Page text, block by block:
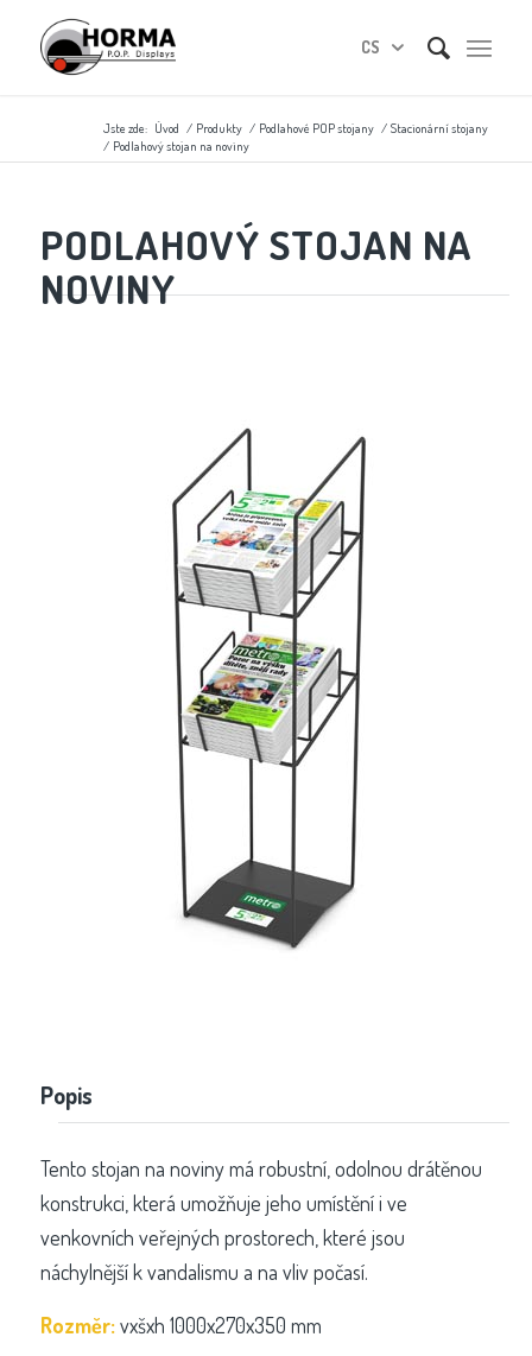
CS
Jste zde: Úvod / Produkty / Podlahové POP stojany / Stacionární stojany
/ Podlahový stojan na noviny
PODLAHOVÝ STOJAN NA
NOVINY
Popis
Tento stojan na noviny má robustní, odolnou drátěnou
konstrukci, která umožňuje jeho umístění i ve
venkovních veřejných prostorech, které jsou
náchylnější k vandalismu a na vliv počasí.
Rozměr:vxšxh 1000x270x350 mm